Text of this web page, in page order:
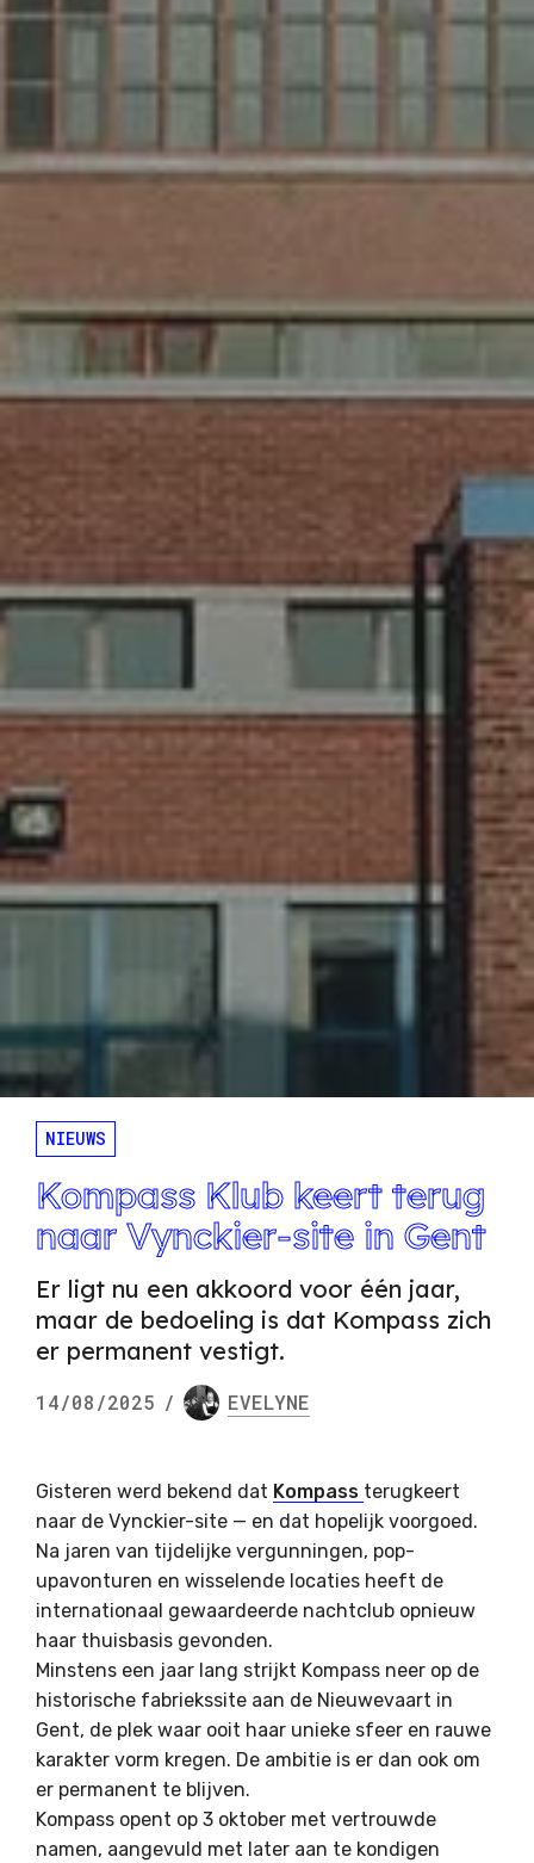
NIEUWS
Kompass Klub keert terug
naar Vynckier-site in Gent
Er ligt nu een akkoord voor één jaar,
maar de bedoeling is dat Kompass zich
er permanent vestigt.
14/08/2025 / EVELYNE
Gisteren werd bekend dat Kompass terugkeert
naar de Vynckier-site — en dat hopelijk voorgoed.
Na jaren van tijdelijke vergunningen, pop-
upavonturen en wisselende locaties heeft de
internationaal gewaardeerde nachtclub opnieuw
haar thuisbasis gevonden.
Minstens een jaar lang strijkt Kompass neer op de
historische fabriekssite aan de Nieuwevaart in
Gent, de plek waar ooit haar unieke sfeer en rauwe
karakter vorm kregen. De ambitie is er dan ook om
er permanent te blijven.
Kompass opent op 3 oktober met vertrouwde
namen, aangevuld met later aan te kondigen